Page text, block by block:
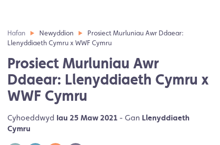
Hafan Newyddion
Prosiect Murluniau Awr Ddaear:
Llenyddiaeth Cymru x WWF Cymru
Prosiect Murluniau Awr
Ddaear: Llenyddiaeth Cymru x
WWF Cymru
Cyhoeddwyd Iau 25 Maw 2021 - Gan Llenyddiaeth
Cymru